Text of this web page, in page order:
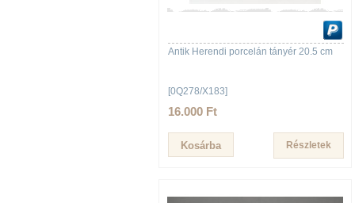
Antik Herendi porcelán tányér 20.5 cm
[0Q278/X183]
16.000 Ft
Részletek